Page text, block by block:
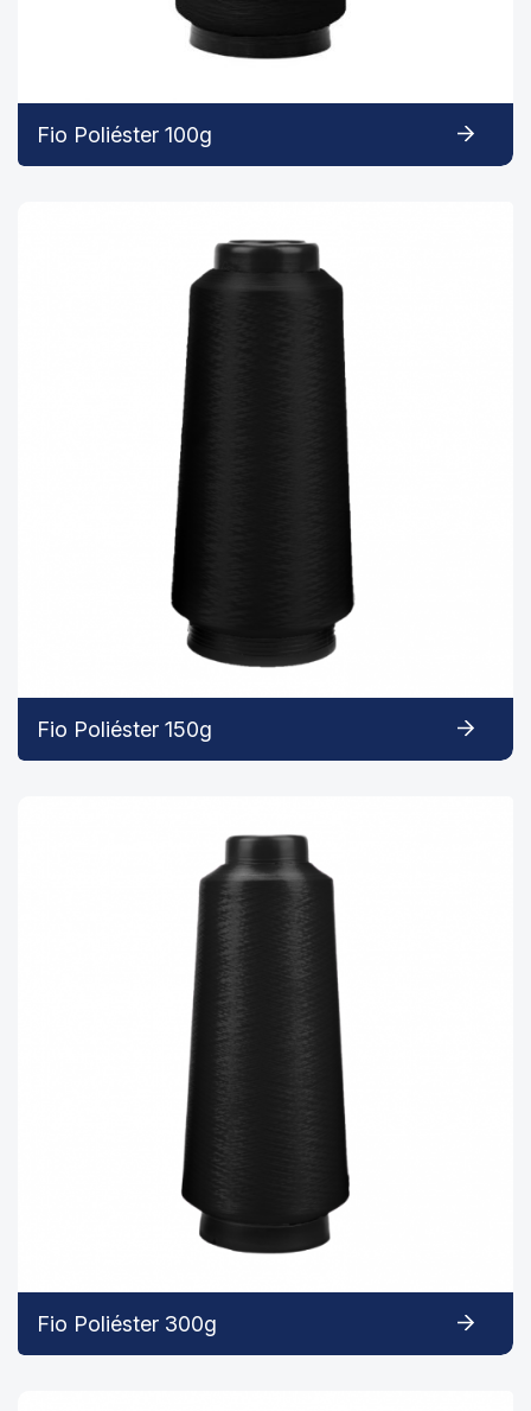
Fio Poliéster 100g
Fio Poliéster 150g
Fio Poliéster 300g